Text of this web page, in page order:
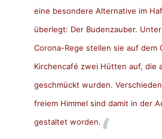
eine besondere Alternative im
überlegt: Der Budenzauber.
Corona-Rege stellen sie auf dem
Kirchencafé zwei Hütten auf, die
geschmückt wurden.
freiem Himmel sind damit in der
gestaltet worden.